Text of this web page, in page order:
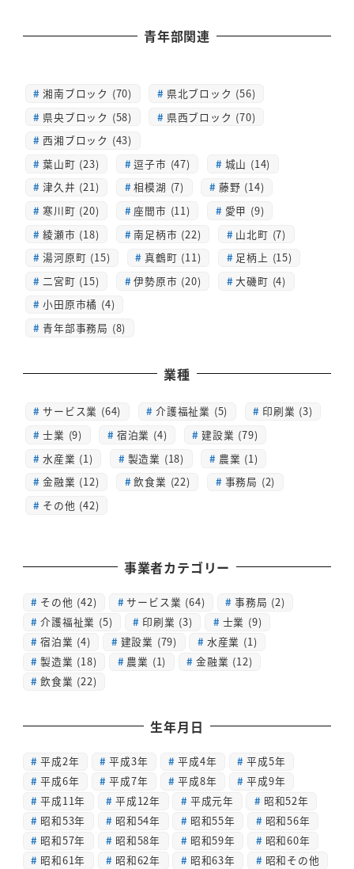
青年部関連
湘南ブロック (70)
県北ブロック (56)
県央ブロック (58)
県西ブロック (70)
西湘ブロック (43)
葉山町 (23)
逗子市 (47)
城山 (14)
津久井 (21)
相模湖 (7)
藤野 (14)
寒川町 (20)
座間市 (11)
愛甲 (9)
綾瀬市 (18)
南足柄市 (22)
山北町 (7)
湯河原町 (15)
真鶴町 (11)
足柄上 (15)
二宮町 (15)
伊勢原市 (20)
大磯町 (4)
小田原市橘 (4)
青年部事務局 (8)
業種
サービス業 (64) 介護福祉業 (5)
印刷業 (3)
士業 (9)
宿泊業 (4)
建設業 (79)
水産業 (1)
製造業 (18)
農業 (1)
金融業 (12)
飲食業 (22)
事務局 (2)
その他 (42)
事業者カテゴリー
その他 (42) サービス業 (64) 事務局 (2)
介護福祉業 (5) 印刷業 (3) 士業 (9)
宿泊業 (4) 建設業 (79) 水産業 (1)
製造業 (18) 農業 (1) 金融業 (12)
飲食業 (22)
生年月日
平成2年 平成3年 平成4年
平成5年
平成6年
平成7年 平成8年
平成9年
平成11年
平成12年 平成元年
昭和52年
昭和53年
昭和54年 昭和55年
昭和56年
昭和57年
昭和58年 昭和59年
昭和60年
昭和61年
昭和62年 昭和63年 昭和その他